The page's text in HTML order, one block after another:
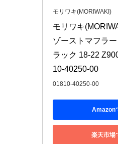
モリワキ(MORIWAKI)
モリワキ
ゾーストマフラ
ラック 18-22
10-40250-00
01810-40250-00
Amazon
楽天市場